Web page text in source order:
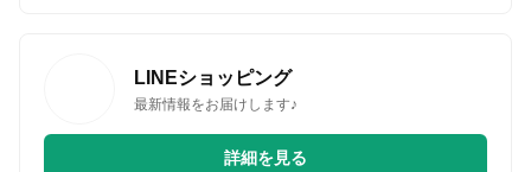
LINEショッピング
最新情報をお届けします♪
詳細を見る